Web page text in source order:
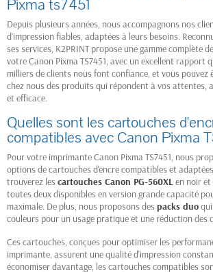
Pixma ts7451
Depuis plusieurs années, nous accompagnons nos
d'impression fiables, adaptées à leurs besoins.
ses services, K2PRINT propose une gamme complète
votre Canon Pixma TS7451, avec un excellent rapport
milliers de clients nous font confiance, et vous
chez nous des produits qui répondent à vos attentes,
et efficace.
Quelles sont les cartouches
compatibles avec Canon Pixma
Pour votre imprimante Canon Pixma TS7451, nous
options de cartouches d'encre compatibles et
trouverez lescartouches Canon PG-560XLen noir et
toutes deux disponibles en version grande capacité
maximale. De plus, nous proposons despacks duo
couleurs pour un usage pratique et une réduction des
Ces cartouches, conçues pour optimiser les
imprimante, assurent une qualité d'impression
économiser davantage, les cartouches compatibles